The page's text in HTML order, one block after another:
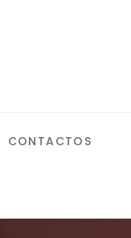
CONTACTOS